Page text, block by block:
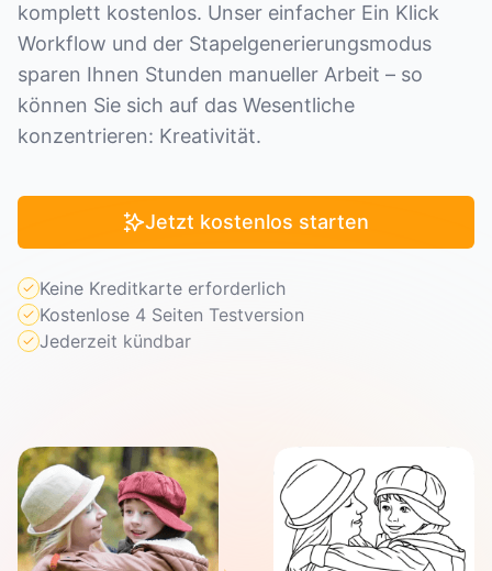
komplett kostenlos. Unser einfacher Ein Klick
Workflow und der Stapelgenerierungsmodus
sparen Ihnen Stunden manueller Arbeit – so
können Sie sich auf das Wesentliche
konzentrieren: Kreativität.
Jetzt kostenlos starten
Keine Kreditkarte erforderlich
Kostenlose 4 Seiten Testversion
Jederzeit kündbar